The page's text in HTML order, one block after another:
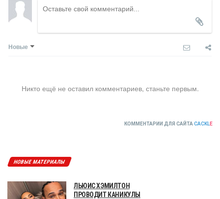
Новые
Никто ещё не оставил комментариев, станьте первым.
КОММЕНТАРИИ ДЛЯ САЙТА CACKLE
НОВЫЕ МАТЕРИАЛЫ
ЛЬЮИС ХЭМИЛТОН
ПРОВОДИТ КАНИКУЛЫ